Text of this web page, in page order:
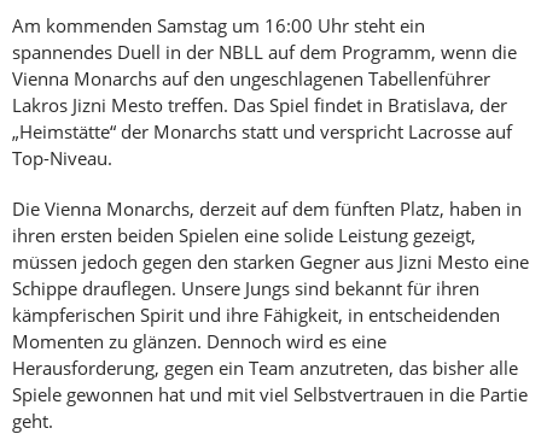
Am kommenden Samstag um 16:00 Uhr steht ein
spannendes Duell in der NBLL auf dem Programm, wenn die
Vienna Monarchs auf den ungeschlagenen Tabellenführer
Lakros Jizni Mesto treffen. Das Spiel findet in Bratislava, der
„Heimstätte“ der Monarchs statt und verspricht Lacrosse auf
Top-Niveau.
Die Vienna Monarchs, derzeit auf dem fünften Platz, haben in
ihren ersten beiden Spielen eine solide Leistung gezeigt,
müssen jedoch gegen den starken Gegner aus Jizni Mesto eine
Schippe drauflegen. Unsere Jungs sind bekannt für ihren
kämpferischen Spirit und ihre Fähigkeit, in entscheidenden
Momenten zu glänzen. Dennoch wird es eine
Herausforderung, gegen ein Team anzutreten, das bisher alle
Spiele gewonnen hat und mit viel Selbstvertrauen in die Partie
geht.